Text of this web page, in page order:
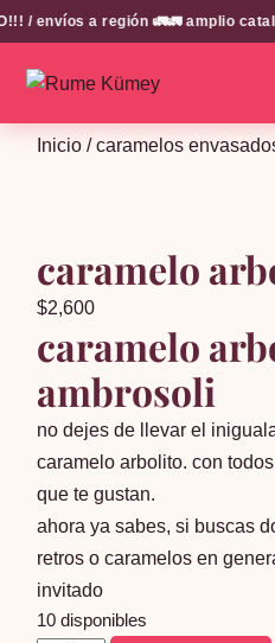
/ envíos a región 🚛🚛 amplio
Inicio /caramelos
caramelo
$2,600
caramelo
ambrosoli
no dejes de llevar el
caramelo arbolito. con
que te gustan.
ahora ya sabes, si buscas
retros o caramelos en
invitado
10 disponibles